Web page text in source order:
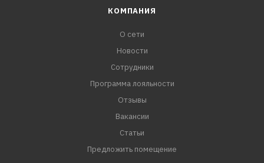
КОМПАНИЯ
О сети
Новости
Сотрудники
Программа лояльности
Отзывы
Вакансии
Статьи
Предложить помещение